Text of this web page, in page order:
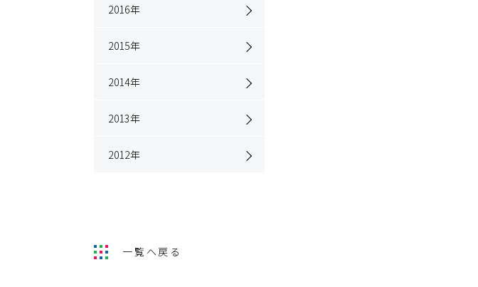
2016年
2015年
2014年
2013年
2012年
一覧へ戻る